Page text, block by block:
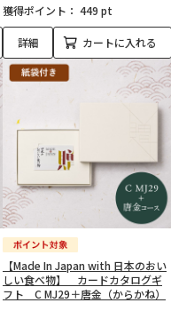
獲得ポイント： 449 pt
詳細 カートに入れる
【Made In Japan with 日本のおい
しい食べ物】 カードカタログギ
フト C MJ29＋唐金（からかね）